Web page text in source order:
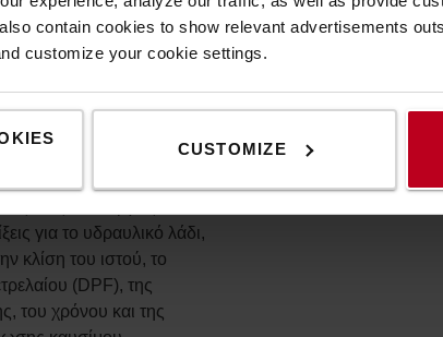
contain cookies to show relevant advertisements
customize your cookie settings.
CUSTOMIZE
είναι όλα
σε μία μόνο
για το υδραυλικό λάδι,
κλίση του ιστού, το
(DPF), της
του χρόνου και της